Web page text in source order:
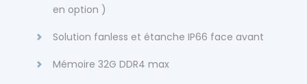
en option )
Solution fanless et étanche IP66 face avant
Mémoire 32G DDR4 max